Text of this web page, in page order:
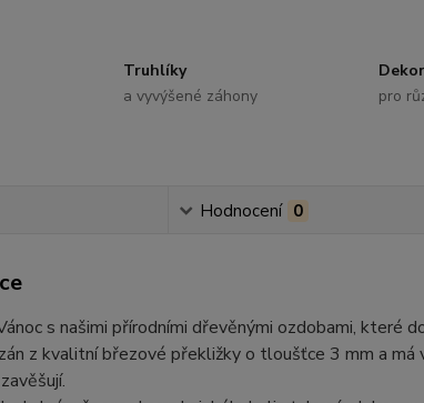
Truhlíky
a vyvýšené záhony
pro
Hodnocení 0
s našimi přírodními dřevěnými ozdobami, které
z kvalitní březové překližky o tloušťce 3 mm a